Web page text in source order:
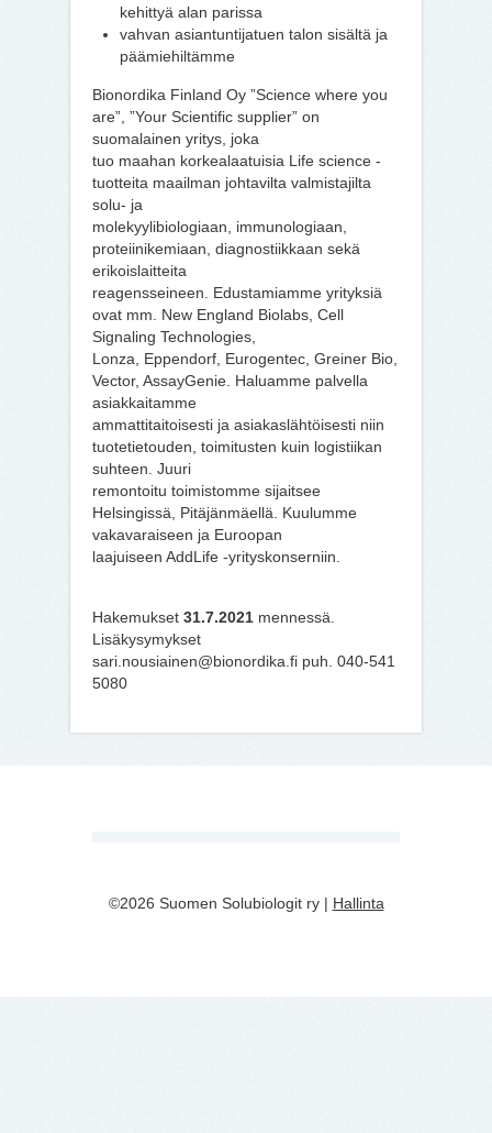
kehittyä alan parissa
vahvan asiantuntijatuen talon sisältä ja
päämiehiltämme
Bionordika Finland Oy ”Science where you
are”, ”Your Scientific supplier” on
suomalainen yritys, joka
tuo maahan korkealaatuisia Life science -
tuotteita maailman johtavilta valmistajilta
solu- ja
molekyylibiologiaan, immunologiaan,
proteiinikemiaan, diagnostiikkaan sekä
erikoislaitteita
reagensseineen. Edustamiamme yrityksiä
ovat mm. New England Biolabs, Cell
Signaling Technologies,
Lonza, Eppendorf, Eurogentec, Greiner Bio,
Vector, AssayGenie. Haluamme palvella
asiakkaitamme
ammattitaitoisesti ja asiakaslähtöisesti niin
tuotetietouden, toimitusten kuin logistiikan
suhteen. Juuri
remontoitu toimistomme sijaitsee
Helsingissä, Pitäjänmäellä. Kuulumme
vakavaraiseen ja Euroopan
laajuiseen AddLife -yrityskonserniin.
Hakemukset 31.7.2021 mennessä.
Lisäkysymykset
sari.nousiainen@bionordika.fi puh. 040-541
5080
©2026 Suomen Solubiologit ry | Hallinta